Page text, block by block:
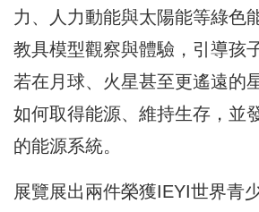
力、人力動能與太陽能等綠色
教具模型觀察與體驗，引導孩
若在月球、火星甚至更遙遠的
如何取得能源、維持生存，並
的能源系統。
展覽展出兩件榮獲IEYI世界青